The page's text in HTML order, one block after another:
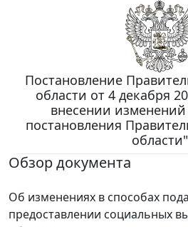
Постановление
области от 4 декабря
внесении
постановления
области"
Обзор документа
Об изменениях в способах
предоставлении социальных